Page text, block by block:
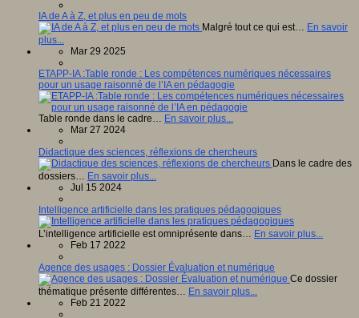
IA de A à Z, et plus en peu de mots
Malgré tout ce qui est… En savoir
plus...
Mar 29 2025
ETAPP-IA :Table ronde : Les compétences numériques nécessaires
pour un usage raisonné de l’IA en pédagogie
Table ronde dans le cadre… En savoir plus...
Mar 27 2024
Didactique des sciences, réflexions de chercheurs
Dans le cadre des
dossiers… En savoir plus...
Jul 15 2024
Intelligence artificielle dans les pratiques pédagogiques
L’intelligence artificielle est omniprésente dans… En savoir plus...
Feb 17 2022
Agence des usages : Dossier Évaluation et numérique
Ce dossier
thématique présente différentes… En savoir plus...
Feb 21 2022